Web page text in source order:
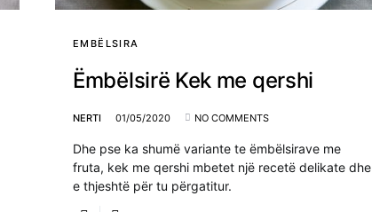
EMBËLSIRA
Ëmbëlsirë Kek me qershi
NERTI 01/05/2020 NO COMMENTS
Dhe pse ka shumë variante te ëmbëlsirave me
fruta, kek me qershi mbetet një recetë delikate dhe
e thjeshtë për tu përgatitur.